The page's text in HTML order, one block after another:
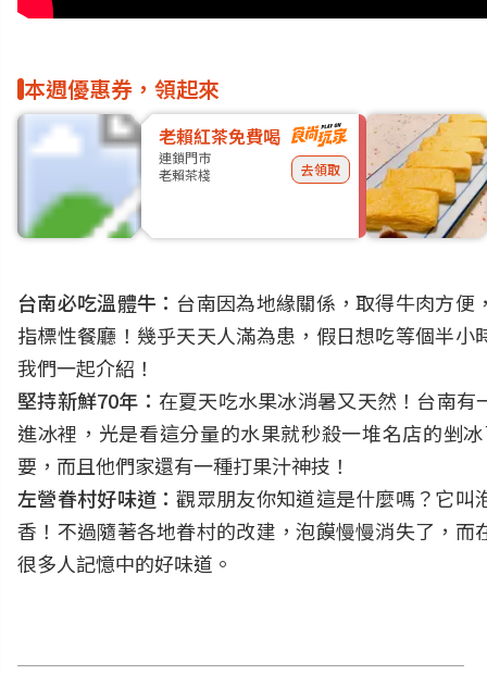
本週優惠券，領起來
老賴紅茶免費喝
連鎖門市
老賴茶棧
去領取
台南必吃溫體牛： 台南因為地緣關係，取得牛肉方
指標性餐廳！幾乎天天人滿為患，假日想吃等個半
我們一起介紹！
堅持新鮮70年： 在夏天吃水果冰消暑又天然！台南
進冰裡，光是看這分量的水果就秒殺一堆名店的剉
要，而且他們家還有一種打果汁神技！
左營眷村好味道：觀眾朋友你知道這是什麼嗎？它叫
香！不過隨著各地眷村的改建，泡饃慢慢消失了，
很多人記憶中的好味道。